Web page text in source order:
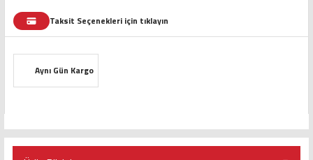
Taksit Seçenekleri için tıklayın
Aynı Gün Kargo